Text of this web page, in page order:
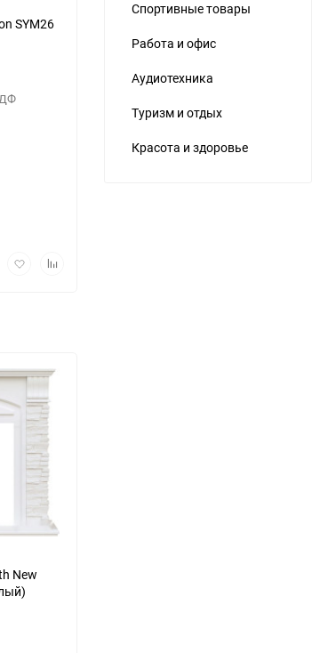
SYM26
ДобавитьДобавить
New
Спортивные товары
Работа и офис
Аудиотехника
Туризм и отдых
Красота и здоровье